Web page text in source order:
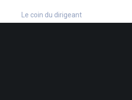
Le coin du dirigeant